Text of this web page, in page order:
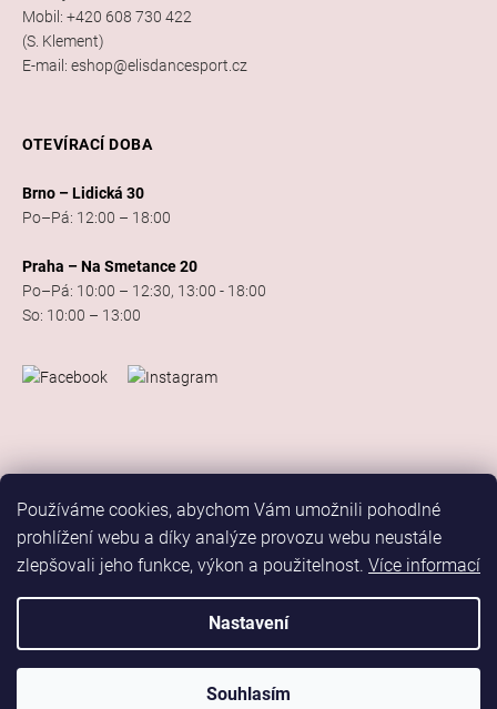
Používáme cookies, abychom Vám umožnili pohodlné
prohlížení webu a díky analýze provozu webu neustále
zlepšovali jeho funkce, výkon a použitelnost. Více informací
Nastavení
Souhlasím
Mobil: +420 608 730 422
(S. Klement)
E-mail: eshop@elisdancesport.cz
OTEVÍRACÍ DOBA
Brno – Lidická 30
Po–Pá: 12:00 – 18:00
Praha – Na Smetance 20
Po–Pá: 10:00 – 12:30, 13:00 - 18:00
So: 10:00 – 13:00
Vytvořil Shoptet
Elis Dance Sport . Všechna práva vyhrazena.
Upravit nastavení cookiesMarketing